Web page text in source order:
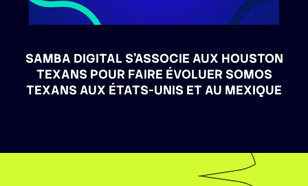
SAMBA DIGITAL S’ASSOCIE AUX HOUSTON
TEXANS POUR FAIRE ÉVOLUER SOMOS
TEXANS AUX ÉTATS-UNIS ET AU MEXIQUE